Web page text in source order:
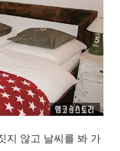
지 않고 날씨를 봐 가